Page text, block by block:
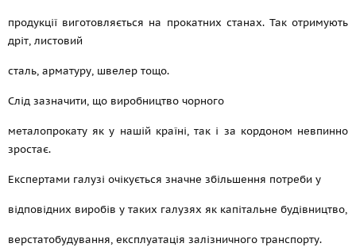
продукції виготовляється на прокатних станах. Так отримують
дріт, листовий
сталь, арматуру, швелер тощо.
Слід зазначити, що виробництво чорного
металопрокату як у нашій країні, так і за кордоном невпинно
зростає.
Експертами галузі очікується значне збільшення потреби у
відповідних виробів у таких галузях як капітальне будівництво,
верстатобудування, експлуатація залізничного транспорту.